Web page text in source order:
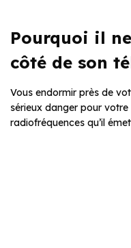
Pourquoi il
côté de son
Vous endormir près de
sérieux danger pour
radiofréquences qu’il